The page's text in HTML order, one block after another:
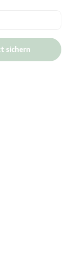
sichern